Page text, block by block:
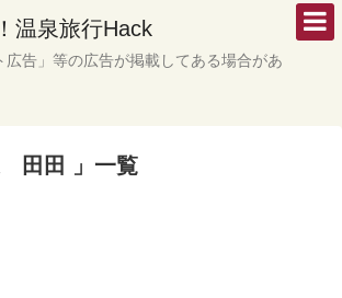
温泉旅行Hack
広告」等の広告が掲載してある場合があ
田田 」一覧